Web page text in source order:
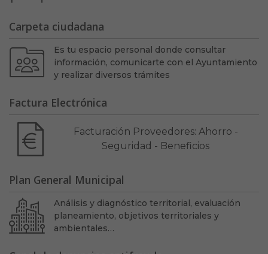
Carpeta ciudadana
Es tu espacio personal donde consultar
información, comunicarte con el Ayuntamiento
y realizar diversos trámites
Factura Electrónica
Facturación Proveedores: Ahorro -
Seguridad - Beneficios
Plan General Municipal
Análisis y diagnóstico territorial, evaluación
planeamiento, objetivos territoriales y
ambientales…